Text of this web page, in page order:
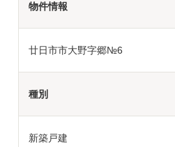
物件情報
廿日市市大野字郷№6
種別
新築戸建